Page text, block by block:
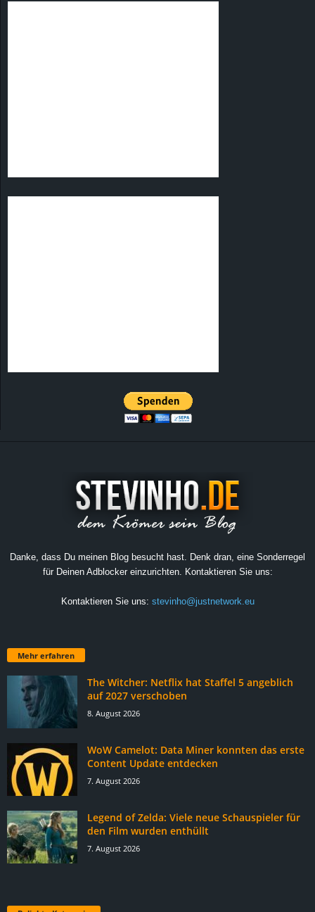
Danke, dass Du meinen Blog besucht hast. Denk dran, eine Sonderregel
für Deinen Adblocker einzurichten. Kontaktieren Sie uns:
Kontaktieren Sie uns: stevinho@justnetwork.eu
Mehr erfahren
The Witcher: Netflix hat Staffel 5 angeblich
auf 2027 verschoben
8. August 2026
WoW Camelot: Data Miner konnten das erste
Content Update entdecken
7. August 2026
Legend of Zelda: Viele neue Schauspieler für
den Film wurden enthüllt
7. August 2026